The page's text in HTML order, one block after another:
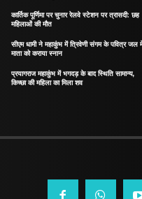
कार्तिक पूर्णिमा पर चुनार रेलवे स्टेशन पर त्रासदी: छह
महिलाओं की मौत
सीएम धामी ने महाकुंभ में त्रिवेणी संगम के पवित्र जल
माता को कराया स्नान
प्रयागराज महाकुंभ में भगदड़ के बाद स्थिति सामान्य,
किच्छा की महिला का मिला शव